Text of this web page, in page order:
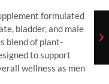
formulated
bladder, and male
blend of plant-
to support
wellness as men